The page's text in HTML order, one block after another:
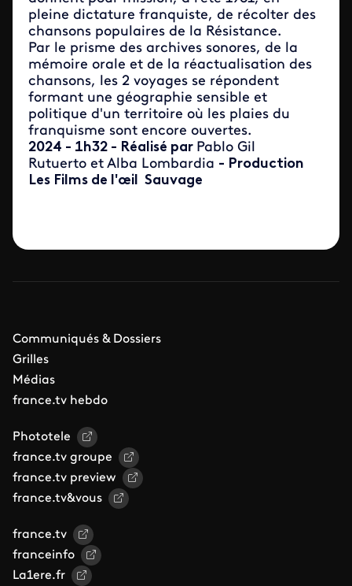
pleine dictature franquiste, de récolter des
chansons populaires de la Résistance.
Par le prisme des archives sonores, de la
mémoire orale et de la réactualisation des
chansons, les 2 voyages se répondent
formant une géographie sensible et
politique d'un territoire où les plaies du
franquisme sont encore ouvertes.
2024 - 1h32 - Réalisé par Pablo Gil
Rutuerto et Alba Lombardia - Production
Les Films de l'œil Sauvage
Communiqués & Dossiers
Grilles
Médias
france.tv hebdo
Phototele
france.tv groupe
france.tv preview
france.tv&vous
france.tv
franceinfo
La1ere.fr